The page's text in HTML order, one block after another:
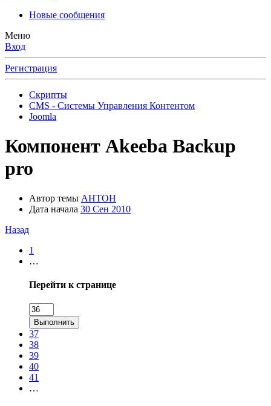
Новые сообщения
Меню
Вход
Регистрация
Скрипты
CMS - Системы Управления Контентом
Joomla
Компонент Akeeba Backup
pro
Автор темы AHTOH
Дата начала 30 Сен 2010
Назад
1
…
Перейти к странице
Выполнить
37
38
39
40
41
…